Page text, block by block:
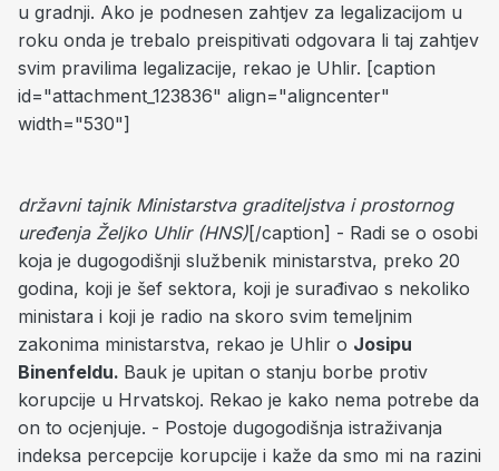
u gradnji. Ako je podnesen zahtjev za legalizacijom u
roku onda je trebalo preispitivati odgovara li taj zahtjev
svim pravilima legalizacije, rekao je Uhlir. [caption
id="attachment_123836" align="aligncenter"
width="530"]
državni tajnik Ministarstva graditeljstva i prostornog
uređenja Željko Uhlir (HNS)[/caption] - Radi se o osobi
koja je dugogodišnji službenik ministarstva, preko 20
godina, koji je šef sektora, koji je surađivao s nekoliko
ministara i koji je radio na skoro svim temeljnim
zakonima ministarstva, rekao je Uhlir o Josipu
Binenfeldu. Bauk je upitan o stanju borbe protiv
korupcije u Hrvatskoj. Rekao je kako nema potrebe da
on to ocjenjuje. - Postoje dugogodišnja istraživanja
indeksa percepcije korupcije i kaže da smo mi na razini